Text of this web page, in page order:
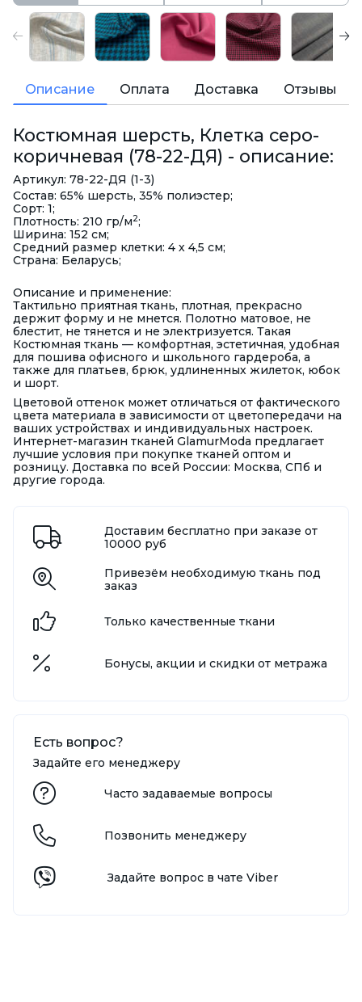
Описание Оплата Доставка Отзывы
Костюмная шерсть, Клетка серо-
коричневая (78-22-ДЯ) - описание:
Артикул: 78-22-ДЯ (1-3)
Состав: 65% шерсть, 35% полиэстер;
Сорт: 1;
Плотность: 210 гр/м2;
Ширина: 152 см;
Средний размер клетки: 4 х 4,5 см;
Страна: Беларусь;
Описание и применение:
Тактильно приятная ткань, плотная, прекрасно
держит форму и не мнется. Полотно матовое, не
блестит, не тянется и не электризуется. Такая
Костюмная ткань — комфортная, эстетичная, удобная
для пошива офисного и школьного гардероба, а
также для платьев, брюк, удлиненных жилеток, юбок
и шорт.
Цветовой оттенок может отличаться от фактического
цвета материала в зависимости от цветопередачи на
ваших устройствах и индивидуальных настроек.
Интернет-магазин тканей GlamurModa предлагает
лучшие условия при покупке тканей оптом и
розницу. Доставка по всей России: Москва, СПб и
другие города.
Доставим бесплатно при заказе от
10000 руб
Привезём необходимую ткань под
заказ
Только качественные ткани
Бонусы, акции и скидки от метража
Есть вопрос?
Задайте его менеджеру
Часто задаваемые вопросы
Позвонить менеджеру
Задайте вопрос в чате Viber